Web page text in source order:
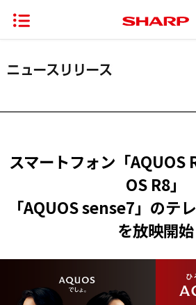
スマートフォン「AQUOS
OS R8」
「AQUOS sense7」のテ
を放映開始